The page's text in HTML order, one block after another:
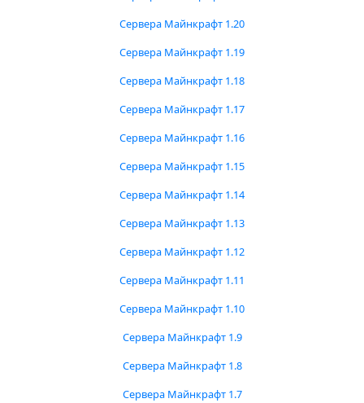
Сервера Майнкрафт 1.20
Сервера Майнкрафт 1.19
Сервера Майнкрафт 1.18
Сервера Майнкрафт 1.17
Сервера Майнкрафт 1.16
Сервера Майнкрафт 1.15
Сервера Майнкрафт 1.14
Сервера Майнкрафт 1.13
Сервера Майнкрафт 1.12
Сервера Майнкрафт 1.11
Сервера Майнкрафт 1.10
Сервера Майнкрафт 1.9
Сервера Майнкрафт 1.8
Сервера Майнкрафт 1.7